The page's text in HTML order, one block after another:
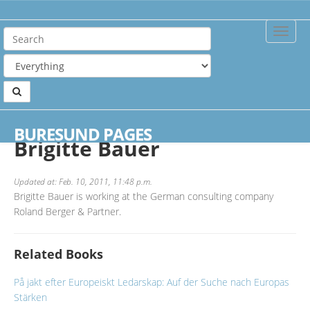
Toggle
BURESUND PAGES
Brigitte Bauer
Updated at: Feb. 10, 2011, 11:48 p.m.
Brigitte Bauer is working at the German consulting company
Roland Berger & Partner.
Related Books
På jakt efter Europeiskt Ledarskap: Auf der Suche nach Europas
Stärken